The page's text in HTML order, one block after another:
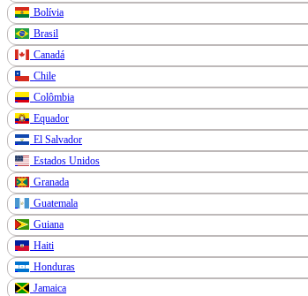
Bolívia
Brasil
Canadá
Chile
Colômbia
Equador
El Salvador
Estados Unidos
Granada
Guatemala
Guiana
Haiti
Honduras
Jamaica